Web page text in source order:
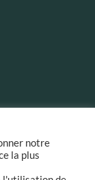
notre
la plus